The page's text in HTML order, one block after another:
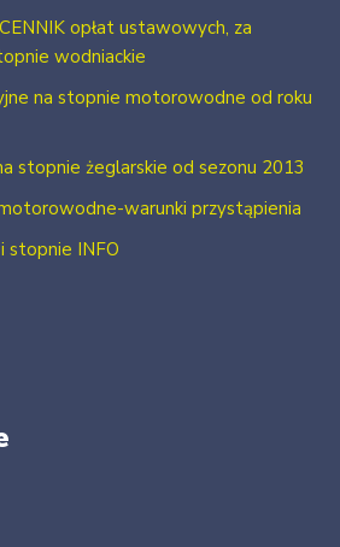
opłat ustawowych, za
wodniackie
na stopnie motorowodne od roku
stopnie żeglarskie od sezonu 2013
warunki przystąpienia
stopnie INFO